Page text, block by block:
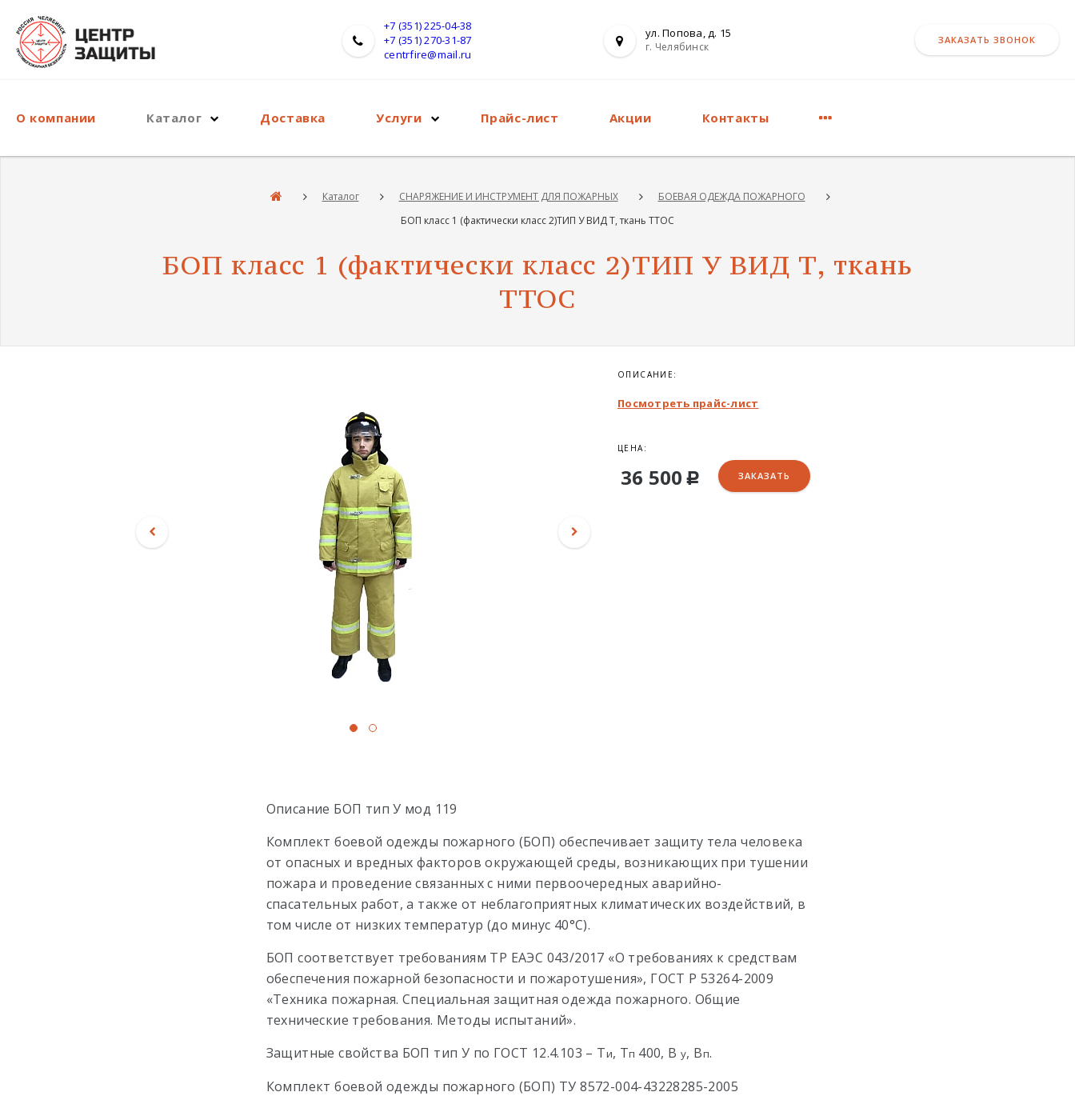
+7 (351) 225-04-38
+7 (351) 270-31-87
centrfire@mail.ru
ул. Попова, д. 15
г. Челябинск
ЗАКАЗАТЬ ЗВОНОК
О компании Каталог Доставка Услуги Прайс-лист Акции Контакты
Каталог СНАРЯЖЕНИЕ И ИНСТРУМЕНТ ДЛЯ ПОЖАРНЫХ
БОЕВАЯ ОДЕЖДА ПОЖАРНОГО
БОП класс 1 (фактически класс 2)ТИП У ВИД Т, ткань ТТОС
БОП класс 1 (фактически класс 2)ТИП У ВИД Т, ткань
ТТОС
ОПИСАНИЕ:
Посмотреть прайс-лист
ЦЕНА:
36 500 Р ЗАКАЗАТЬ
Описание БОП тип У мод 119
Комплект боевой одежды пожарного (БОП) обеспечивает защиту тела человека
от опасных и вредных факторов окружающей среды, возникающих при тушении
пожара и проведение связанных с ними первоочередных аварийно-
спасательных работ, а также от неблагоприятных климатических воздействий, в
том числе от низких температур (до минус 40°С).
БОП соответствует требованиям ТР ЕАЭС 043/2017 «О требованиях к средствам
обеспечения пожарной безопасности и пожаротушения», ГОСТ Р 53264-2009
«Техника пожарная. Специальная защитная одежда пожарного. Общие
технические требования. Методы испытаний».
Защитные свойства БОП тип У по ГОСТ 12.4.103 – Ти, Тп 400, В у, Вп.
Комплект боевой одежды пожарного (БОП) ТУ 8572-004-43228285-2005